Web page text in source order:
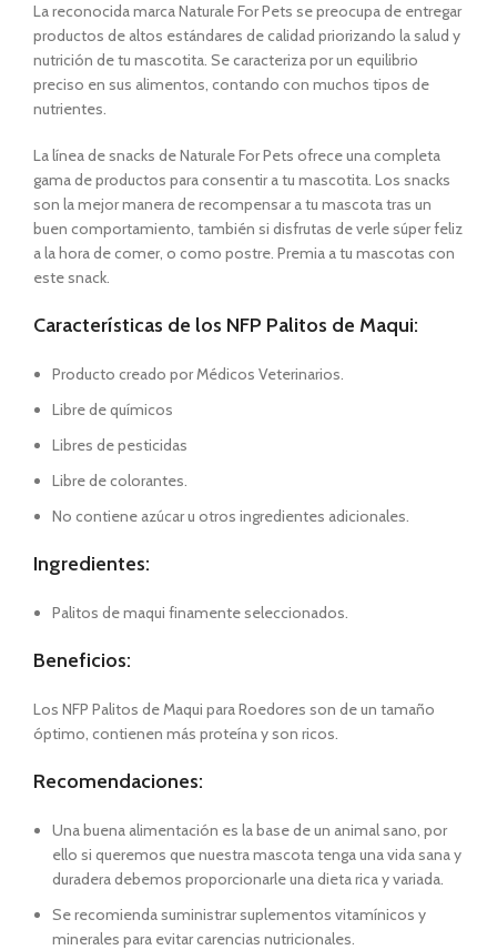
La reconocida marca Naturale For Pets se preocupa de entregar
productos de altos estándares de calidad priorizando la salud y
nutrición de tu mascotita. Se caracteriza por un equilibrio
preciso en sus alimentos, contando con muchos tipos de
nutrientes.
La línea de snacks de Naturale For Pets ofrece una completa
gama de productos para consentir a tu mascotita. Los snacks
son la mejor manera de recompensar a tu mascota tras un
buen comportamiento, también si disfrutas de verle súper feliz
a la hora de comer, o como postre. Premia a tu mascotas con
este snack.
Características de los NFP Palitos de Maqui:
Producto creado por Médicos Veterinarios.
Libre de químicos
Libres de pesticidas
Libre de colorantes.
No contiene azúcar u otros ingredientes adicionales.
Ingredientes:
Palitos de maqui finamente seleccionados.
Beneficios:
Los NFP Palitos de Maqui para Roedores son de un tamaño
óptimo, contienen más proteína y son ricos.
Recomendaciones:
Una buena alimentación es la base de un animal sano, por
ello si queremos que nuestra mascota tenga una vida sana y
duradera debemos proporcionarle una dieta rica y variada.
Se recomienda suministrar suplementos vitamínicos y
minerales para evitar carencias nutricionales.